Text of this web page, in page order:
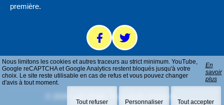
Nous limitons les cookies et autres traceurs au strict minimum. YouTube,
Google reCAPTCHA et Google Analytics restent bloqués jusqu'à votre
choix. Le site reste utilisable en cas de refus et vous pouvez changer
d'avis à tout moment.
En
savoir
plus
Tout refuser Personnaliser Tout accepter
première.